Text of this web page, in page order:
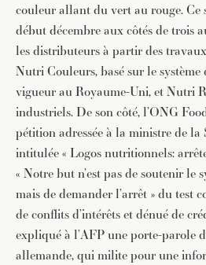
couleur allant du vert au rouge. Ce
début décembre aux côtés de trois
les distributeurs à partir des
Nutri Couleurs, basé sur le
vigueur au Royaume-Uni, et Nutri
industriels. De son côté, l’ONG
pétition adressée à la ministre de
intitulée « Logos nutritionnels:
« Notre but n’est pas de soutenir le
mais de demander l’arrêt » du test
de conflits d’intérêts et dénué de
expliqué à l’AFP une porte-parole
allemande, qui milite pour une